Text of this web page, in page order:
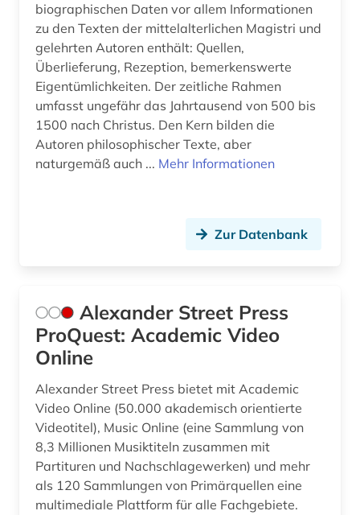
flucht (1)
fr (1)
frankfurter schule (1)
frankreich (5)
franziskanerorden (1)
freiheit (1)
friedcrich von (1)
friedenspolitik (1)
friedrich (6)
friedrich (1844-1900) (1)
friedrich nietzsche (1)
biographischen Daten vor allem Informationen
zu den Texten der mittelalterlichen Magistri und
gelehrten Autoren enthält: Quellen,
Überlieferung, Rezeption, bemerkenswerte
Eigentümlichkeiten. Der zeitliche Rahmen
umfasst ungefähr das Jahrtausend von 500 bis
1500 nach Christus. Den Kern bilden die
Autoren philosophischer Texte, aber
naturgemäß auch ... Mehr Informationen
Zur Datenbank
Alexander Street Press
ProQuest: Academic Video
Online
Alexander Street Press bietet mit Academic
Video Online (50.000 akademisch orientierte
Videotitel), Music Online (eine Sammlung von
8,3 Millionen Musiktiteln zusammen mit
Partituren und Nachschlagewerken) und mehr
als 120 Sammlungen von Primärquellen eine
multimediale Plattform für alle Fachgebiete.